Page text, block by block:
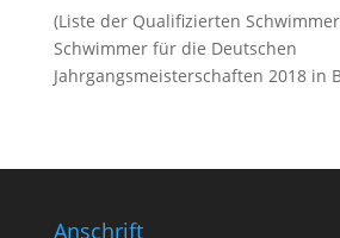
(Liste der Qualifizierten
Schwimmer für die Deutschen
Jahrgangsmeisterschaften 2018 in
Anschrift